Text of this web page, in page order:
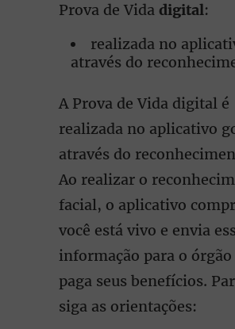
Prova de Vida digital:
realizada no
através do
A Prova de Vida digital é
realizada no aplicativo
através do
Ao realizar o
facial, o aplicativo
você está vivo e envia
informação para o órgão
paga seus benefícios.
siga as orientações: